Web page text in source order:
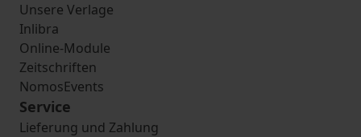
Unsere Verlage
Inlibra
Online-Module
Zeitschriften
NomosEvents
Service
Lieferung und Zahlung